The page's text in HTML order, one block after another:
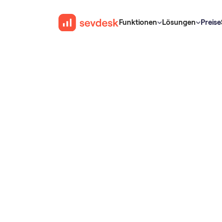
Funktionen Lösungen Preise